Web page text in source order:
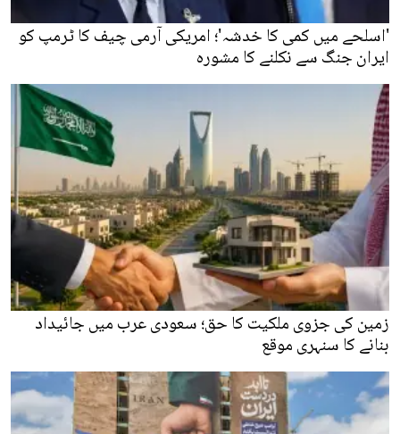
'اسلحے میں کمی کا خدشہ'؛ امریکی آرمی چیف کا ٹرمپ کو
ایران جنگ سے نکلنے کا مشورہ
زمین کی جزوی ملکیت کا حق؛ سعودی عرب میں جائیداد
بنانے کا سنہری موقع